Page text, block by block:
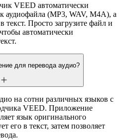
VEED автоматически
аудиофайла (MP3, WAV, M4A), а
текст. Просто загрузите файл и
автоматически
для перевода аудио?
на сотни различных языков с
VEED. Приложение
язык оригинального
его в текст, затем позволяет